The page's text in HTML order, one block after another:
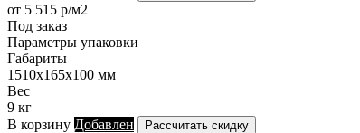
от 5 515 р/м2
Под заказ
Параметры упаковки
Габариты
1510х165х100 мм
Вес
9 кг
В корзину Добавлен Рассчитать скидку